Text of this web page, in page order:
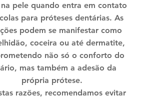
pele quando entra em contato
para próteses dentárias. As
podem se manifestar como
coceira ou até dermatite,
não só o conforto do
mas também a adesão da
própria prótese.
razões, recomendamos evitar